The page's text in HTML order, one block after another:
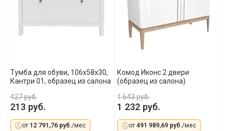
Тумба для обуви, 106x58x30,
Кантри 01, образец из салона
427 руб.
213 руб.
от 12 791,76 руб./мес
Комод Иконс 2 двери
(образец из салона)
1 643 руб.
1 232 руб.
от491 989,69 руб./мес